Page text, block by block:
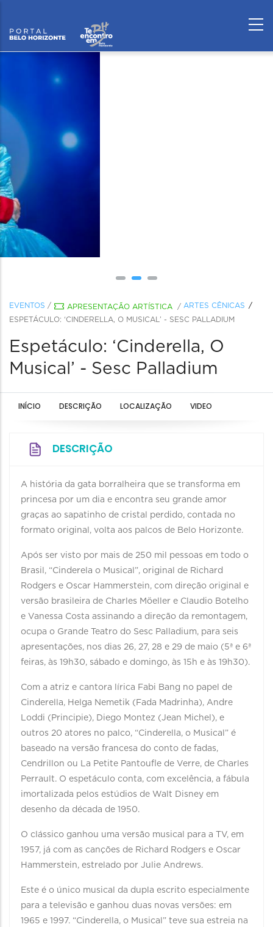
EVENTOS / APRESENTAÇÃO ARTÍSTICA / ARTES CÊNICAS
ESPETÁCULO: ‘CINDERELLA, O MUSICAL’ - SESC PALLADIUM
Espetáculo: ‘Cinderella, O
Musical’ - Sesc Palladium
INÍCIO DESCRIÇÃO LOCALIZAÇÃO VIDEO
DESCRIÇÃO
A história da gata borralheira que se transforma em
princesa por um dia e encontra seu grande amor
graças ao sapatinho de cristal perdido, contada no
formato original, volta aos palcos de Belo Horizonte.
Após ser visto por mais de 250 mil pessoas em todo o
Brasil, “Cinderela o Musical”, original de Richard
Rodgers e Oscar Hammerstein, com direção original e
versão brasileira de Charles Möeller e Claudio Botelho
e Vanessa Costa assinando a direção da remontagem,
ocupa o Grande Teatro do Sesc Palladium, para seis
apresentações, nos dias 26, 27, 28 e 29 de maio (5ª e 6ª
feiras, às 19h30, sábado e domingo, às 15h e às 19h30).
Com a atriz e cantora lírica Fabi Bang no papel de
Cinderella, Helga Nemetik (Fada Madrinha), Andre
Loddi (Principie), Diego Montez (Jean Michel), e
outros 20 atores no palco, “Cinderella, o Musical” é
baseado na versão francesa do conto de fadas,
Cendrillon ou La Petite Pantoufle de Verre, de Charles
Perrault. O espetáculo conta, com excelência, a fábula
imortalizada pelos estúdios de Walt Disney em
desenho da década de 1950.
O clássico ganhou uma versão musical para a TV, em
1957, já com as canções de Richard Rodgers e Oscar
Hammerstein, estrelado por Julie Andrews.
Este é o único musical da dupla escrito especialmente
para a televisão e ganhou duas novas versões: em
1965 e 1997. “Cinderella, o Musical” teve sua estreia na